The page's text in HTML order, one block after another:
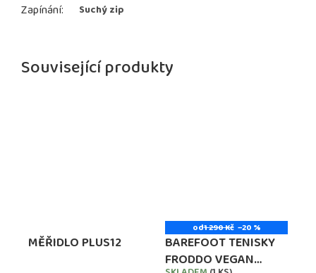
Související produkty
MĚŘIDLO PLUS12
od1 290 Kč –20 %
BAREFOOT TENISKY
FRODDO VEGAN
Zapínání: Suchý zip